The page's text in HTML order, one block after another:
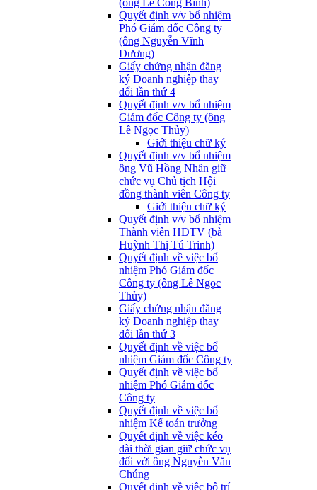
(ông Lê Công Bình)
Quyết định v/v bổ nhiệm
Phó Giám đốc Công ty
(ông Nguyễn Vĩnh
Dương)
Giấy chứng nhận đăng
ký Doanh nghiệp thay
đổi lần thứ 4
Quyết định v/v bổ nhiệm
Giám đốc Công ty (ông
Lê Ngọc Thủy)
Giới thiệu chữ ký
Quyết định v/v bổ nhiệm
ông Vũ Hồng Nhân giữ
chức vụ Chủ tịch Hội
đồng thành viên Công ty
Giới thiệu chữ ký
Quyết định v/v bổ nhiệm
Thành viên HĐTV (bà
Huỳnh Thị Tú Trinh)
Quyết định về việc bổ
nhiệm Phó Giám đốc
Công ty (ông Lê Ngọc
Thủy)
Giấy chứng nhận đăng
ký Doanh nghiệp thay
đổi lần thứ 3
Quyết định về việc bổ
nhiệm Giám đốc Công ty
Quyết định về việc bổ
nhiệm Phó Giám đốc
Công ty
Quyết định về việc bổ
nhiệm Kế toán trưởng
Quyết định về việc kéo
dài thời gian giữ chức vụ
đối với ông Nguyễn Văn
Chúng
Quyết định về việc bố trí